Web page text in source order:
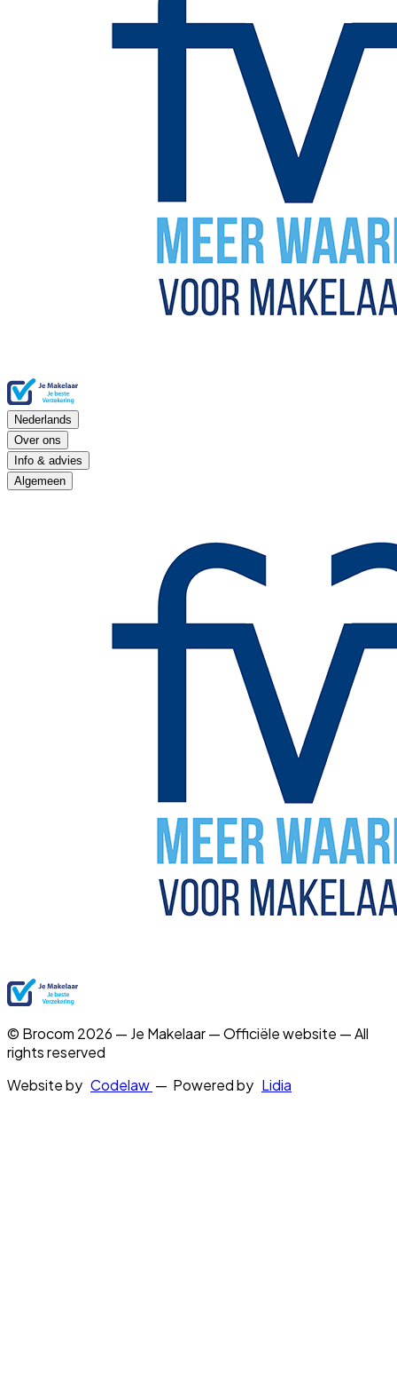
Nederlands
Over ons
Info & advies
Algemeen
© Brocom 2026 — Je Makelaar — Officiële website — All
rights reserved
Website by Codelaw — Powered by Lidia